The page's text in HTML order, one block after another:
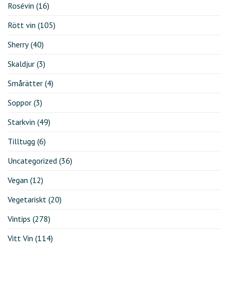
Rosévin (16)
Rött vin (105)
Sherry(40)
Skaldjur (3)
Smårätter (4)
Soppor (3)
Starkvin (49)
Tilltugg (6)
Uncategorized (36)
Vegan (12)
Vegetariskt (20)
Vintips (278)
Vitt Vin (114)